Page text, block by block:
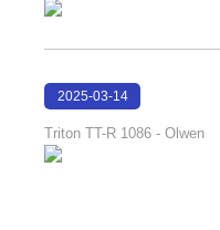
2025-03-14
Triton TT-R 1086 - Olwen